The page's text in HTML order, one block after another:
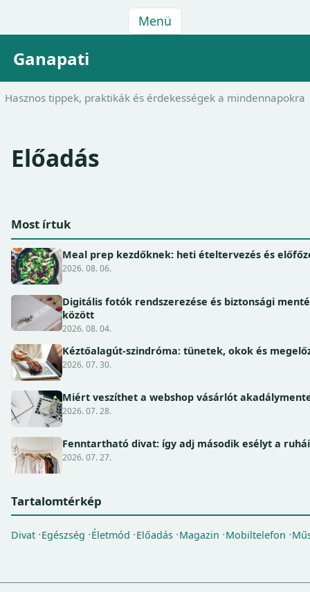
Menü
Ganapati
Hasznos tippek, praktikák és érdekességek a mindennapokra
Előadás
Most írtuk
Meal prep kezdőknek: heti ételtervezés és
2026. 08. 06.
Digitális fotók rendszerezése és biztonsági
között
2026. 08. 04.
Kéztőalagút-szindróma: tünetek, okok és
2026. 07. 30.
Miért veszíthet a webshop vásárlót
2026. 07. 28.
Fenntartható divat: így adj második esélyt a
2026. 07. 27.
Tartalomtérkép
Divat Egészség Életmód Előadás Magazin Mobiltelefon